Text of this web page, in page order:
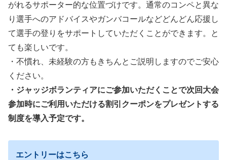
がれるサポーター的な位置づけです。通常のコンペと異な
り選手へのアドバイスやガンバコールなどどんどん応援し
て選手の登りをサポートしていただくことができます。と
ても楽しいです。
・不慣れ、未経験の方もきちんとご説明しますのでご安心
ください。
・ジャッジボランティアにご参加いただくことで次回大会
参加時にご利用いただける割引クーポンをプレゼントする
制度を導入予定です。
エントリーはこちら